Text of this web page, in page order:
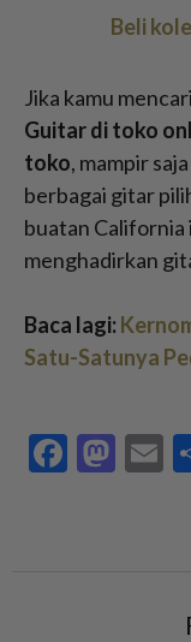
Beli
Jika kamu mencari
Guitar di toko
toko, mampir
berbagai gitar
buatan California
menghadirkan
Baca lagi:
Satu-Satunya